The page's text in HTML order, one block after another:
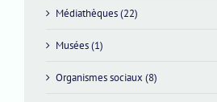
Médiathèques (22)
Musées (1)
Organismes sociaux (8)